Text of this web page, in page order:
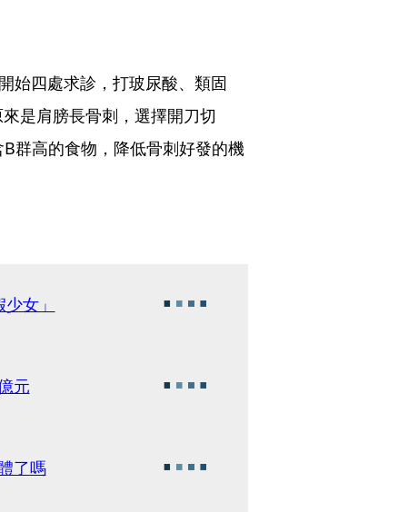
始四處求診，打玻尿酸、類固
是肩膀長骨刺，選擇開刀切
群高的食物，降低骨刺好發的機
女」
元
了嗎